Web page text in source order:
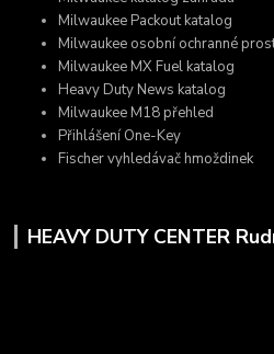
Milwaukee Packout katalog
Milwaukee osobní ochranné
Milwaukee MX Fuel katalog
Heavy Duty News katalog
Milwaukee M18 přehled
Přihlášení One-Key
Fischer vyhledávač hmoždinek
HEAVY DUTY CENTER